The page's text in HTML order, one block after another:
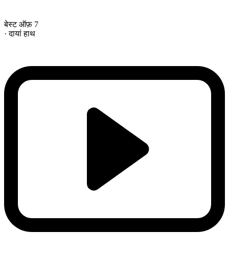
बेस्ट ऑफ़ 7
· दायां हाथ